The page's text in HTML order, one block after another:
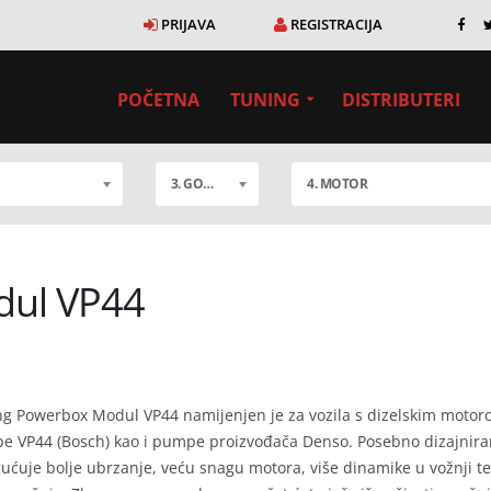
PRIJAVA REGISTRACIJA
POČETNA TUNING DISTRIBUTERI
3. GORIVO 4. MOTOR
VP44
Powerbox Modul VP44 namijenjen je za vozila s dizelskim
VP44 (Bosch) kao i pumpe proizvođača Denso. Posebno
bolje ubrzanje, veću snagu motora, više dinamike u vožnji